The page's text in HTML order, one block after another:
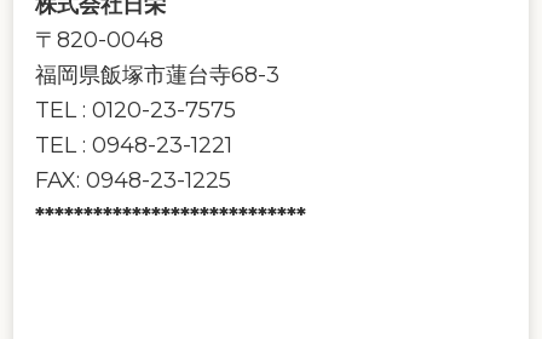
〒820-0048
福岡県飯塚市蓮台寺68-3
TEL : 0120-23-7575
TEL : 0948-23-1221
FAX: 0948-23-1225
****************************